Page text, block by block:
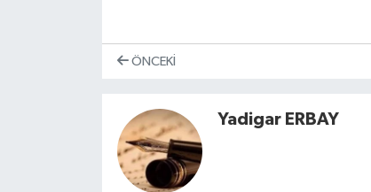
ÖNCEKI
Yadigar ERBAY